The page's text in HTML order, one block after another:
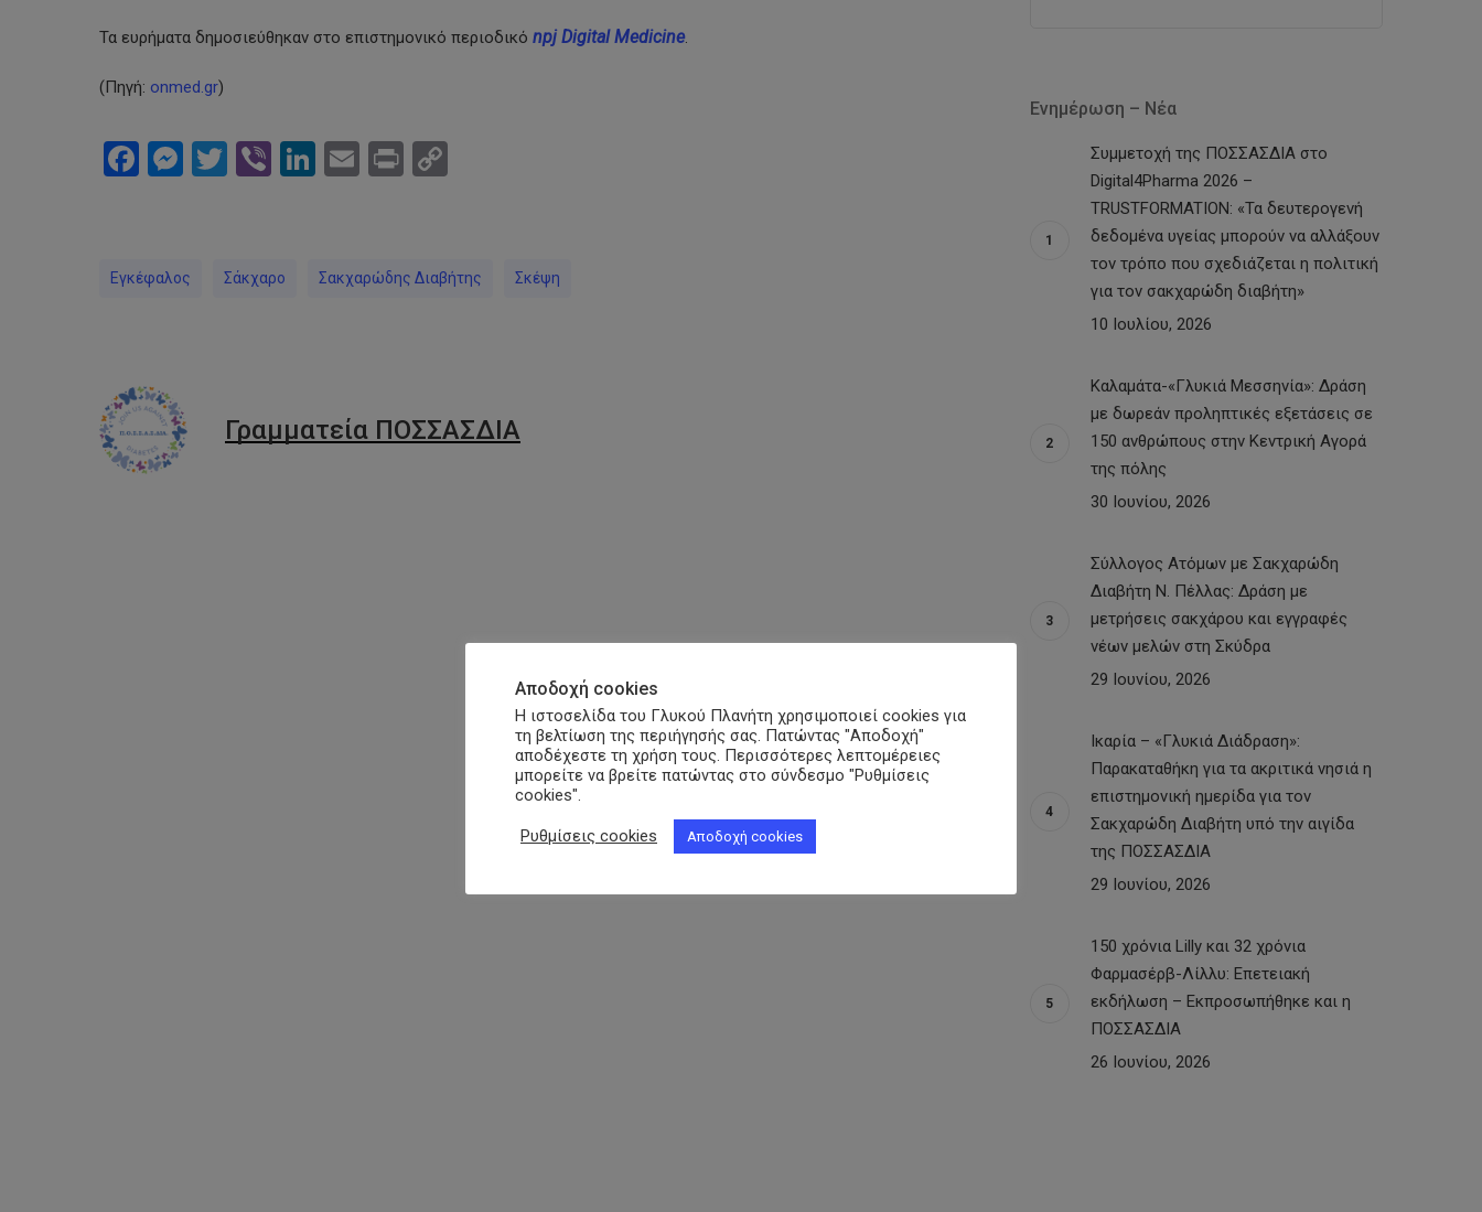
Τα ευρήματα δημοσιεύθηκαν στο επιστημονικό περιοδικό npj Digital Medicine.
(Πηγή: onmed.gr)
Facebook
Messenger
Twitter
ViberLinkedIn
Email
Print
Εγκέφαλος Σάκχαρο Σακχαρώδης Διαβήτης Σκέψη
Γραμματεία ΠΟΣΣΑΣΔΙΑ
Ενημέρωση – Νέα
Συμμετοχή της ΠΟΣΣΑΣΔΙΑ στο
Digital4Pharma 2026 –
TRUSTFORMATION: «Τα δευτερογενή
δεδομένα υγείας μπορούν να αλλάξουν
τον τρόπο που σχεδιάζεται η πολιτική
για τον σακχαρώδη διαβήτη»
10 Ιουλίου, 2026
Καλαμάτα-«Γλυκιά Μεσσηνία»: Δράση
με δωρεάν προληπτικές εξετάσεις σε
150 ανθρώπους στην Κεντρική Αγορά
της πόλης
30 Ιουνίου, 2026
Σύλλογος Ατόμων με Σακχαρώδη
Διαβήτη Ν. Πέλλας: Δράση με
μετρήσεις σακχάρου και εγγραφές
νέων μελών στη Σκύδρα
29 Ιουνίου, 2026
Ικαρία – «Γλυκιά Διάδραση»:
Παρακαταθήκη για τα ακριτικά νησιά η
επιστημονική ημερίδα για τον
Σακχαρώδη Διαβήτη υπό την αιγίδα
της ΠΟΣΣΑΣΔΙΑ
29 Ιουνίου, 2026
150 χρόνια Lilly και 32 χρόνια
Φαρμασέρβ-Λίλλυ: Eπετειακή
εκδήλωση – Εκπροσωπήθηκε και η
ΠΟΣΣΑΣΔΙΑ
26 Ιουνίου, 2026
Αποδοχή cookies
Η ιστοσελίδα του Γλυκού Πλανήτη χρησιμοποιεί cookies για
τη βελτίωση της περιήγησής σας. Πατώντας "Αποδοχή"
αποδέχεστε τη χρήση τους. Περισσότερες λεπτομέρειες
μπορείτε να βρείτε πατώντας στο σύνδεσμο "Ρυθμίσεις
cookies".
Ρυθμίσεις cookies Αποδοχή cookies